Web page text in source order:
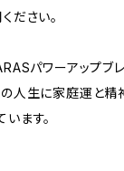
ださい。
パワーアップブ
の人生に家庭運と
ます。